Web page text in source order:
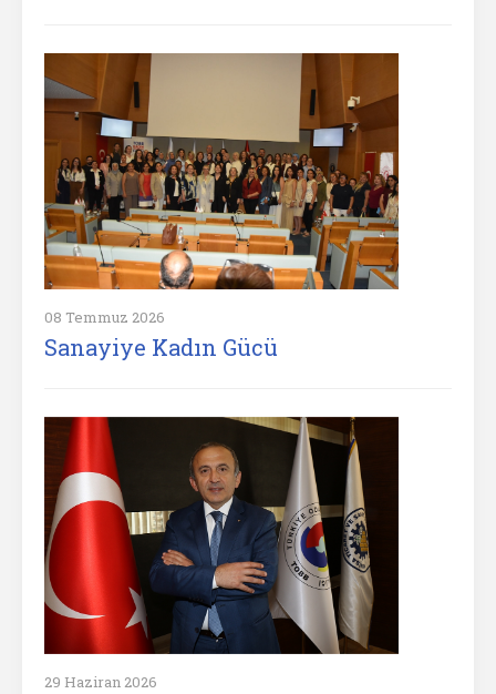
08 Temmuz 2026
Sanayiye Kadın Gücü
29 Haziran 2026